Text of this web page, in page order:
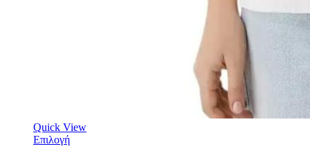
Quick View
Επιλογή